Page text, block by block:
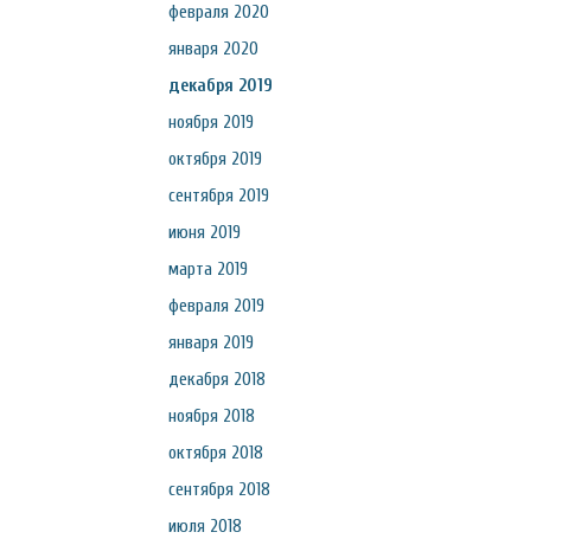
февраля 2020
января 2020
декабря 2019
ноября 2019
октября 2019
сентября 2019
июня 2019
марта 2019
февраля 2019
января 2019
декабря 2018
ноября 2018
октября 2018
сентября 2018
июля 2018